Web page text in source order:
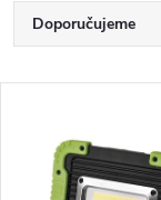
Ř
a
Doporučujeme
Nejprodávanější